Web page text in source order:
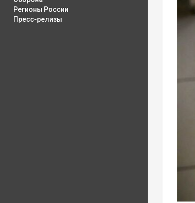
Регионы России
Пресс-релизы